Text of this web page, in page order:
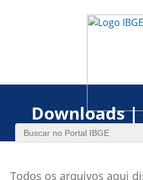
Downloads
Todos os arquivos aqui